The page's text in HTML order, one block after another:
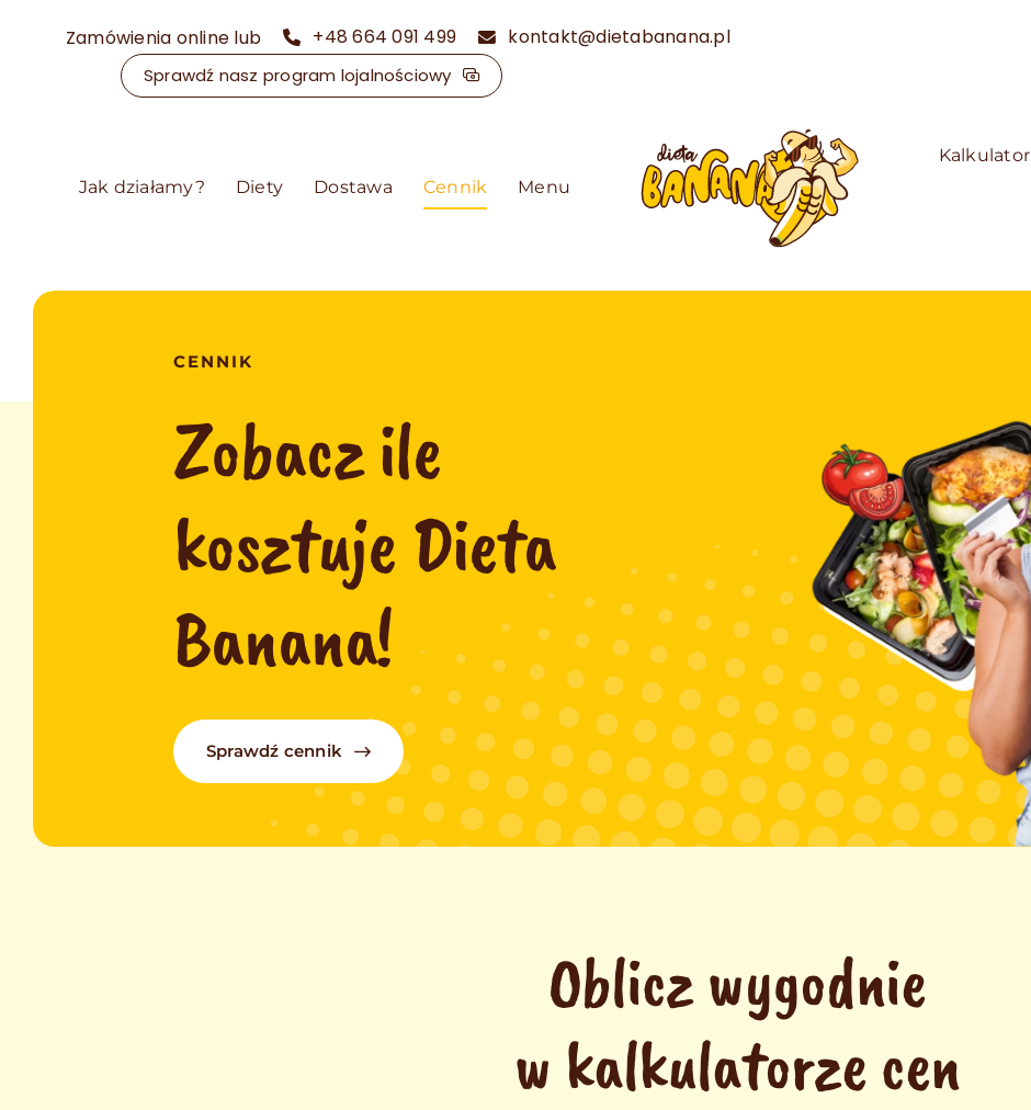
Zamówienia online lub +48 664 091 499 kontakt@dietabanana.pl
Sprawdź nasz program lojalnościowy
Jak działamy? Diety Dostawa Cennik Menu
Kalkulator
CENNIK
Zobacz ile
kosztuje Dieta
Banana!
Sprawdź cennik
Oblicz wygodnie
w kalkulatorze cen